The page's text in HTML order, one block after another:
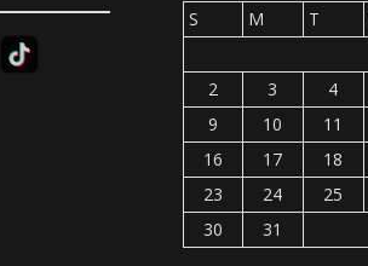
S
M T
2
3 4
9
10 11
16
17 18
23
24 25
30
31